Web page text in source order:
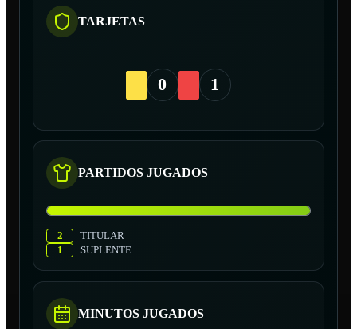
TARJETAS
0 1
PARTIDOS JUGADOS
2
TITULAR
1
SUPLENTE
MINUTOS JUGADOS